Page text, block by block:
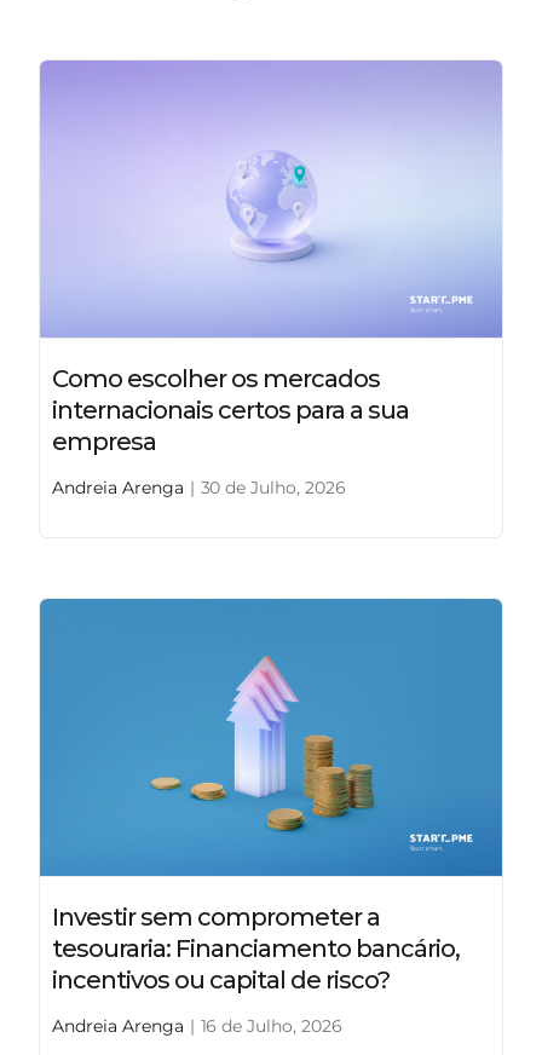
Como escolher os mercados
internacionais certos para a sua
empresa
Andreia Arenga | 30 de Julho, 2026
Investir sem comprometer a
tesouraria: Financiamento bancário,
incentivos ou capital de risco?
Andreia Arenga | 16 de Julho, 2026